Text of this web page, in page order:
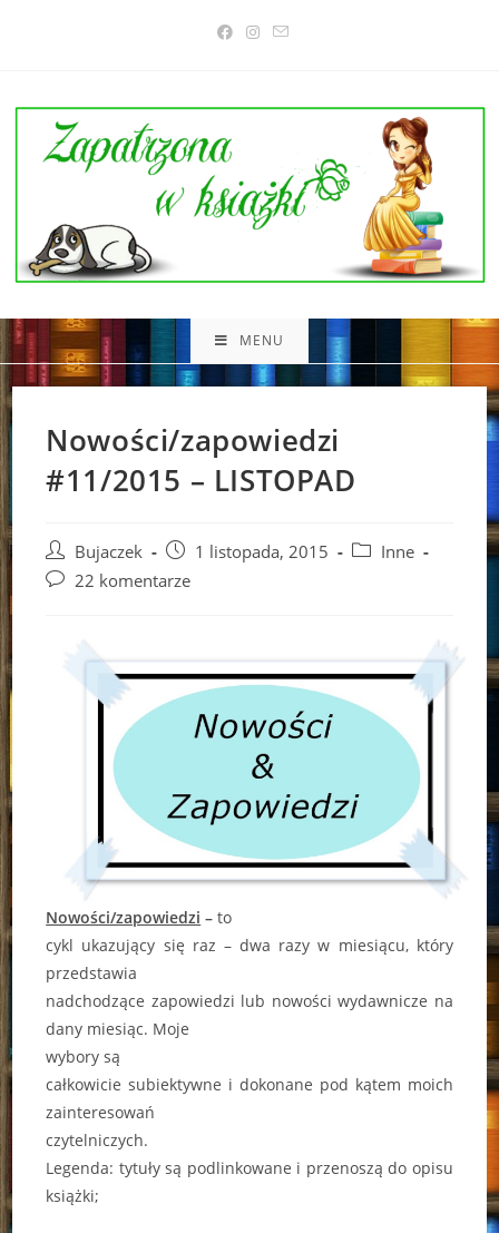
MENU
Nowości/zapowiedzi
#11/2015 – LISTOPAD
Post
author:
Bujaczek
Post
published:
1 listopada, 2015
PostInne
Post22 komentarze
Nowości/zapowiedzi –to
cykl ukazujący się raz – dwa razy w miesiącu, który
przedstawia
nadchodzące zapowiedzi lub nowości wydawnicze na
dany miesiąc. Moje
wybory są
całkowicie subiektywne i dokonane pod kątem moich
zainteresowań
czytelniczych.
Legenda: tytuły są podlinkowane i przenoszą do opisu
książki;